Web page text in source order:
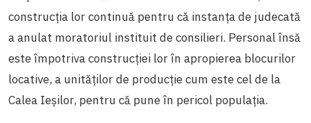
construcția lor continuă pentru că instanța de judecată
a anulat moratoriul instituit de consilieri. Personal însă
este împotriva construcției lor în apropierea blocurilor
locative, a unităților de producție cum este cel de la
Calea Ieșilor, pentru că pune în pericol populația.